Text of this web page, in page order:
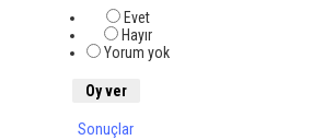
Evet
Hayır
Yorum yok
Sonuçlar